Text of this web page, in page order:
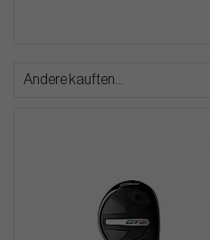
Andere kauften...